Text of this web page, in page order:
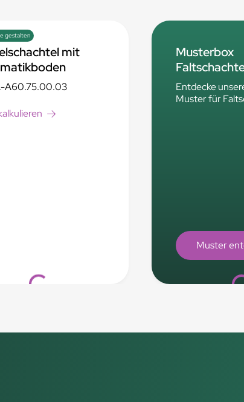
gestalten
Loading...
mit
A60.75.00.03
Musterbox
Entdecke
Muster für